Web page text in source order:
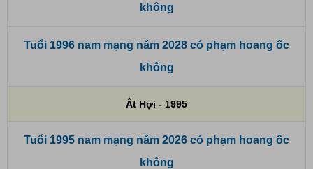
không
Tuổi 1996 nam mạng năm 2028 có phạm hoang ốc
không
Ất Hợi - 1995
Tuổi 1995 nam mạng năm 2026 có phạm hoang ốc
không